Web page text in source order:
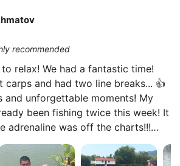
recommended
relax! We had a fantastic time!
carps and had two line breaks... 👍
and unforgettable moments! My
been fishing twice this week! It
adrenaline was off the charts!!!
organizers for such a great